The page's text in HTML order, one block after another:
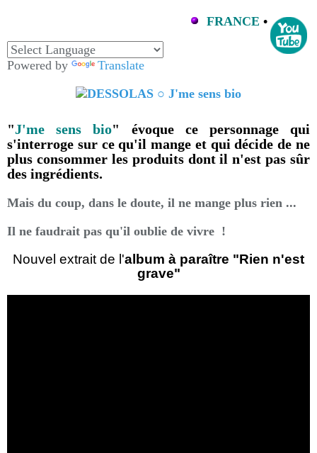
FRANCE •
Powered by Translate
"J'me sens bio" évoque ce personnage qui
s'interroge sur ce qu'il mange et qui décide de ne
plus consommer les produits dont il n'est pas sûr
des ingrédients.
Mais du coup, dans le doute, il ne mange plus rien ...
Il ne faudrait pas qu'il oublie de vivre !
Nouvel extrait de l'album à paraître "Rien n'est
grave"